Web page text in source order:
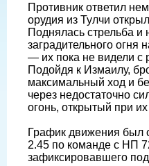
Противник ответил
орудия из Тулчи
Поднялась стрельба и
заградительного огня
— их пока не видели с
Подойдя к Измаилу,
максимальный ход и
через недостаточно
огонь, открытый при
График движения был
2.45 по команде с НП
зафиксировавшего